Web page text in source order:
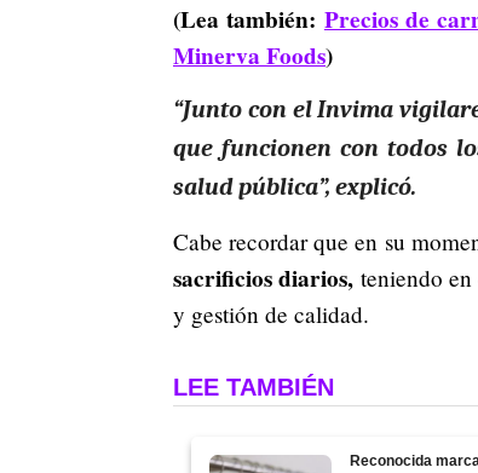
(Lea también: Precios de
Minerva Foods)
“Junto con el Invima
que funcionen con todos
salud pública”, explicó.
Cabe recordar que en su
sacrificios diarios, teniendo
y gestión de calidad.
LEE TAMBIÉN
Reconocida